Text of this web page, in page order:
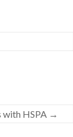
with HSPA →